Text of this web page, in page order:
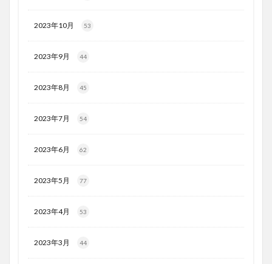
2023年10月 53
2023年9月 44
2023年8月 45
2023年7月 54
2023年6月 62
2023年5月 77
2023年4月 53
2023年3月 44